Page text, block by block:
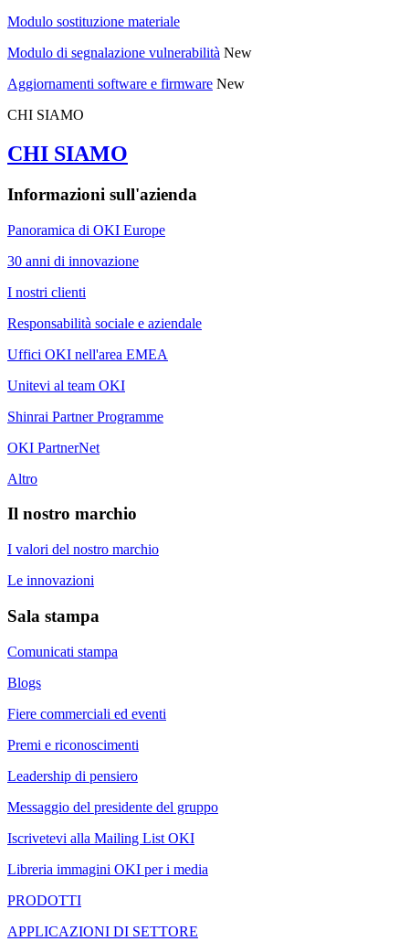
Modulo sostituzione materiale
Modulo di segnalazione vulnerabilità New
Aggiornamenti software e firmware New
CHI SIAMO
CHI SIAMO
Informazioni sull'azienda
Panoramica di OKI Europe
30 anni di innovazione
I nostri clienti
Responsabilità sociale e aziendale
Uffici OKI nell'area EMEA
Unitevi al team OKI
Shinrai Partner Programme
OKI PartnerNet
Altro
Il nostro marchio
I valori del nostro marchio
Le innovazioni
Sala stampa
Comunicati stampa
Blogs
Fiere commerciali ed eventi
Premi e riconoscimenti
Leadership di pensiero
Messaggio del presidente del gruppo
Iscrivetevi alla Mailing List OKI
Libreria immagini OKI per i media
PRODOTTI
APPLICAZIONI DI SETTORE